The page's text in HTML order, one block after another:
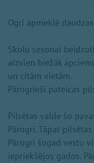
Ogri apmeklē
Skolu sesonai
aizvien biežāk
un citām vietām.
Pārogrieši pateicas
Pilsētas valde šo
Pārogri. Tāpat
Pārogri šogad vestu
iepriekšējos gados.